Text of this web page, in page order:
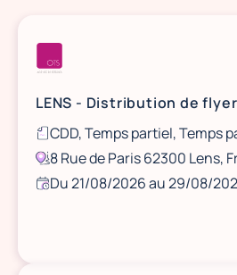
8 Rue de Paris 62300 Lens,
Du 21/08/2026 au 29/08/